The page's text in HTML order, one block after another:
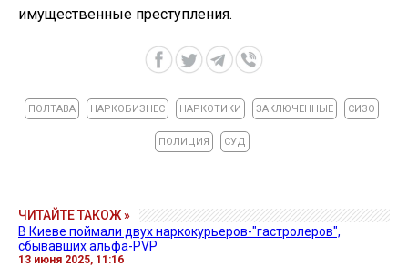
имущественные преступления.
ПОЛТАВА НАРКОБИЗНЕС НАРКОТИКИ ЗАКЛЮЧЕННЫЕ СИЗО
ПОЛИЦИЯ СУД
ЧИТАЙТЕ ТАКОЖ »
В Киеве поймали двух наркокурьеров-"гастролеров",
сбывавших альфа-PVP
13 июня 2025, 11:16